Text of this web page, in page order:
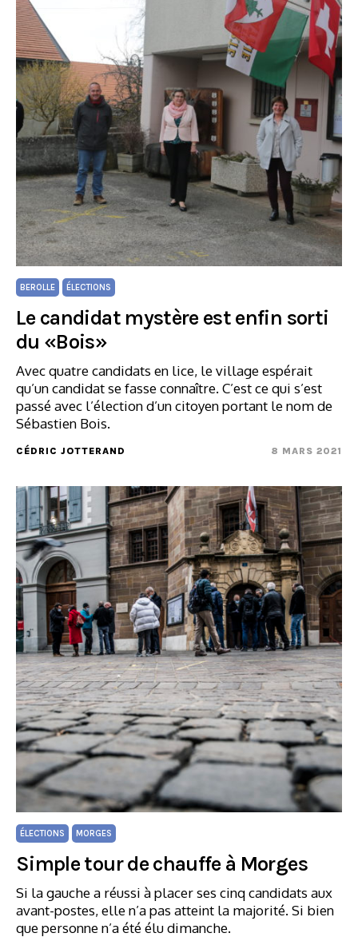
BEROLLE ÉLECTIONS
Le candidat mystère est enfin sorti
du «Bois»
Avec quatre candidats en lice, le village espérait
qu’un candidat se fasse connaître. C’est ce qui s’est
passé avec l’élection d’un citoyen portant le nom de
Sébastien Bois.
CÉDRIC JOTTERAND 8 MARS 2021
ÉLECTIONS MORGES
Simple tour de chauffe à Morges
Si la gauche a réussi à placer ses cinq candidats aux
avant-postes, elle n’a pas atteint la majorité. Si bien
que personne n’a été élu dimanche.